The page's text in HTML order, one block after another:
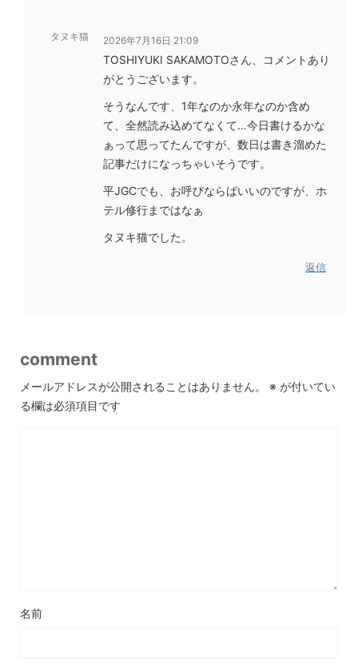
タヌキ猫 2026年7月16日 21:09
TOSHIYUKI SAKAMOTOさん、コメントあり
がとうございます。
そうなんです、1年なのか永年なのか含め
て、全然読み込めてなくて…今日書けるかな
ぁって思ってたんですが、数日は書き溜めた
記事だけになっちゃいそうです。
平JGCでも、お呼びならばいいのですが、ホ
テル修行まではなぁ
タヌキ猫でした。
返信
comment
メールアドレスが公開されることはありません。 ※ が付いてい
る欄は必須項目です
名前